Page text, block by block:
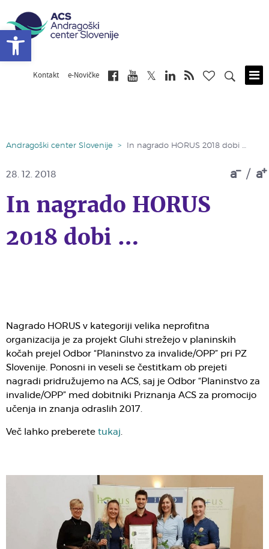
Kontakt e-Novičke
Andragoški center Slovenije > In nagrado HORUS 2018 dobi …
a / a
28. 12. 2018
In nagrado HORUS
2018 dobi …
Nagrado HORUS v kategoriji velika neprofitna
organizacija je za projekt Gluhi strežejo v planinskih
kočah prejel Odbor “Planinstvo za invalide/OPP” pri PZ
Slovenije. Ponosni in veseli se čestitkam ob prejeti
nagradi pridružujemo na ACS, saj je Odbor “Planinstvo za
invalide/OPP” med dobitniki Priznanja ACS za promocijo
učenja in znanja odraslih 2017.
Več lahko preberete tukaj.
Open toolbar